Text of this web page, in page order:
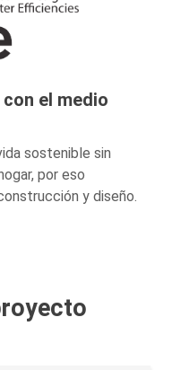
el medio
sostenible sin
por eso
y diseño.